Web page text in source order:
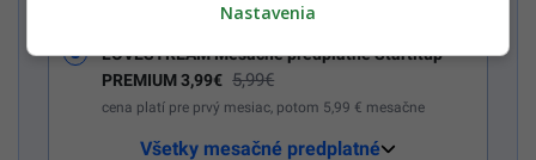
LOVESTREAM Mesačné predplatné Startitup
PREMIUM 3,99€ 5,99€
cena platí pre prvý mesiac, potom 5,99 € mesačne
Všetky mesačné predplatné
Nastavenia